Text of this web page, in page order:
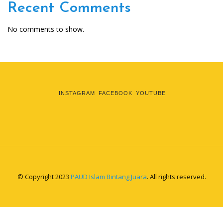
Recent Comments
No comments to show.
INSTAGRAM FACEBOOK YOUTUBE
© Copyright 2023 PAUD Islam Bintang Juara. All rights reserved.